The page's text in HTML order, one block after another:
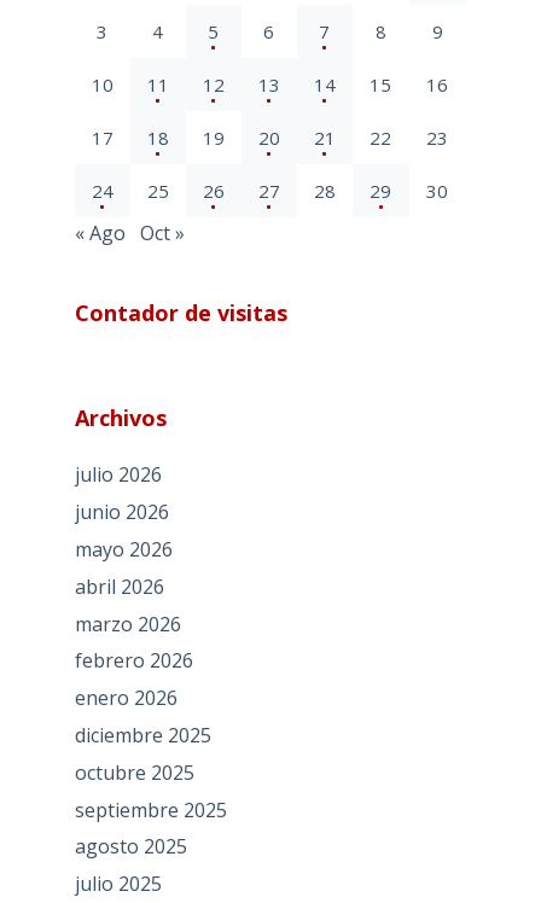
3 4 5 6 7 8 9
10 11 12 13 14 15 16
17 18 19 20 21 22 23
24 25 26 27 28 29 30
« Ago Oct »
Contador de visitas
Archivos
julio 2026
junio 2026
mayo 2026
abril 2026
marzo 2026
febrero 2026
enero 2026
diciembre 2025
octubre 2025
septiembre 2025
agosto 2025
julio 2025